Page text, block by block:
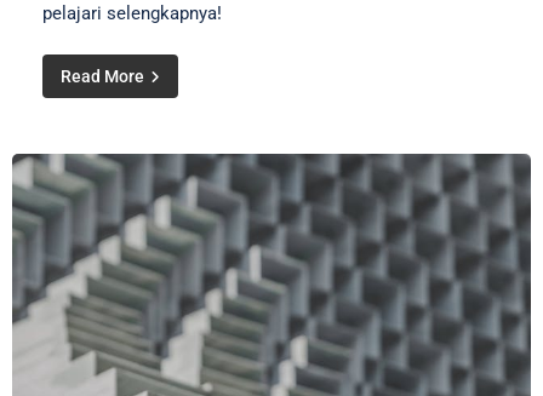
pelajari selengkapnya!
Read More